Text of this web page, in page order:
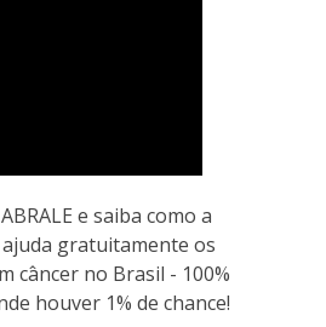
e saiba como a
ajuda gratuitamente os
câncer no Brasil - 100%
houver 1% de chance!